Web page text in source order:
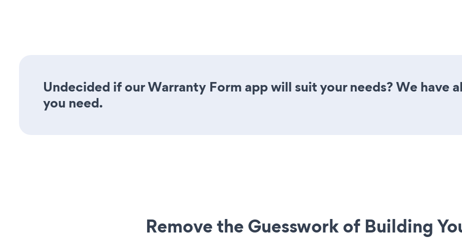
Undecided if our Warranty Form app will suit your needs? We have
you need.
Remove the Guesswork of Building